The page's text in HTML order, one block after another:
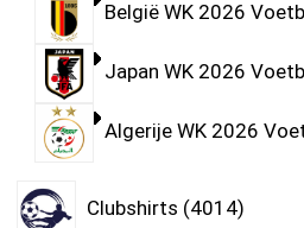
België WK 2026
Japan WK 2026
Algerije WK 2026
Clubshirts 4014